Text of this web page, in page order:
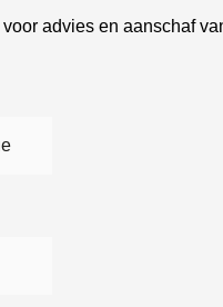
advies en aanschaf